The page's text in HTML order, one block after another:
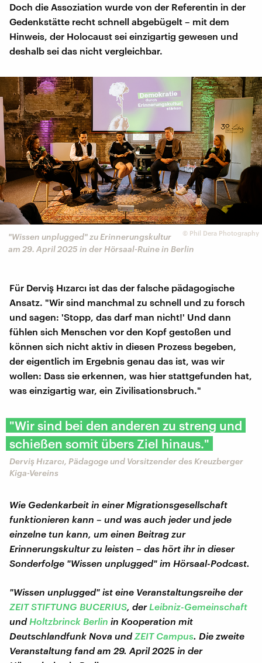
Doch die Assoziation wurde von der Referentin in der
Gedenkstätte recht schnell abgebügelt – mit dem
Hinweis, der Holocaust sei einzigartig gewesen und
deshalb sei das nicht vergleichbar.
© Phil Dera Photography
"Wissen unplugged" zu Erinnerungskultur
am 29. April 2025 in der Hörsaal-Ruine in Berlin
Für Derviş Hızarcı ist das der falsche pädagogische
Ansatz. "Wir sind manchmal zu schnell und zu forsch
und sagen: 'Stopp, das darf man nicht!' Und dann
fühlen sich Menschen vor den Kopf gestoßen und
können sich nicht aktiv in diesen Prozess begeben,
der eigentlich im Ergebnis genau das ist, was wir
wollen: Dass sie erkennen, was hier stattgefunden hat,
was einzigartig war, ein Zivilisationsbruch."
"Wir sind bei den anderen zu streng und
schießen somit übers Ziel hinaus."
Derviş Hızarcı, Pädagoge und Vorsitzender des Kreuzberger
Kiga-Vereins
Wie Gedenkarbeit in einer Migrationsgesellschaft
funktionieren kann – und was auch jeder und jede
einzelne tun kann, um einen Beitrag zur
Erinnerungskultur zu leisten – das hört ihr in dieser
Sonderfolge "Wissen unplugged" im Hörsaal-Podcast.
"Wissen unplugged" ist eine Veranstaltungsreihe der
ZEIT STIFTUNG BUCERIUS , der Leibniz-Gemeinschaft
und Holtzbrinck Berlin in Kooperation mit
Deutschlandfunk Nova und ZEIT Campus. Die zweite
Veranstaltung fand am 29. April 2025 in der